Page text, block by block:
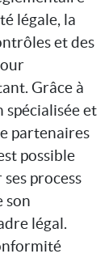
légale, la
et des
Grâce à
et
partenaires
possible
process
son
légal.